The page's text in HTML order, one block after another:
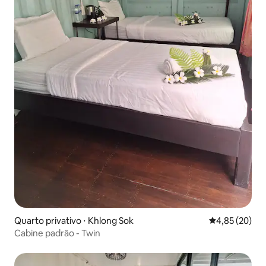
Quarto privativo ⋅ Khlong Sok 4,85 de uma
4,85 (20)
Cabine padrão - Twin